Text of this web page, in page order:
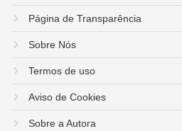
Página de Transparência
Sobre Nós
Termos de uso
Aviso de Cookies
Sobre a Autora